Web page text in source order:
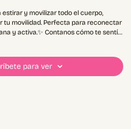
y movilizar todo el cuerpo,
tu movilidad. Perfecta para reconectar
y activa.✨ Contanos cómo te sentís
para ver